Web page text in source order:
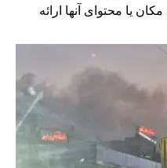
یا محتوای آنها ارائه